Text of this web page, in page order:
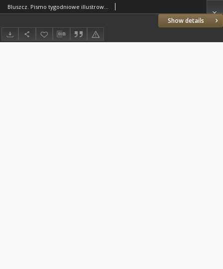
Show details
Bluszcz. Pismo tygodniowe illustrowane dla kobiet. 1904.02.22 (03.06) R.40 nr10